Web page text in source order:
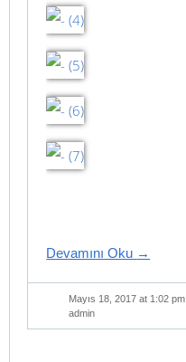
Devamını Oku →
Mayıs 18, 2017 at 1:02 pm
admin